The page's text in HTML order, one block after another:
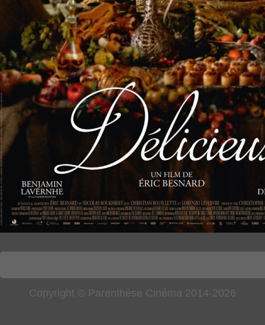
Copyright © Parenthèse Cinéma 2014-2026